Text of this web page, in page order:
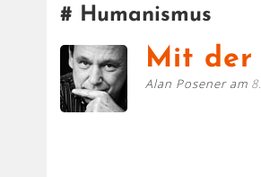
Humanismus
Mit der
Alan Posener am